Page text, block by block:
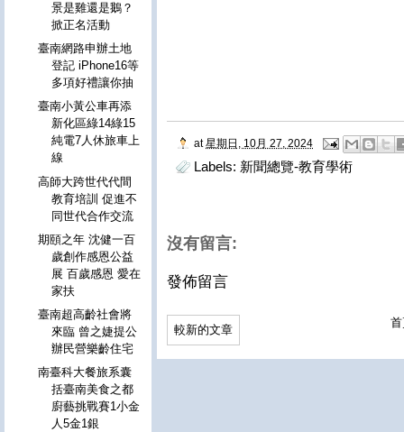
at 星期日, 10月 27, 2024
Labels: 新聞總覽-教育學術
沒有留言:
發佈留言
較新的文章
景是雞還是鵝？
掀正名活動
臺南網路申辦土地
登記 iPhone16等
多項好禮讓你抽
臺南小黃公車再添
新化區綠14綠15
純電7人休旅車上
線
高師大跨世代代間
教育培訓 促進不
同世代合作交流
期頤之年 沈健一百
歲創作感恩公益
展 百歲感恩 愛在
家扶
臺南超高齡社會將
來臨 曾之婕提公
辦民營樂齡住宅
南臺科大餐旅系囊
括臺南美食之都
廚藝挑戰賽1小金
人5金1銀